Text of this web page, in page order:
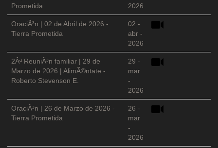
Prometida
2026
OraciÃ³n | 02 de Abril de 2026 -
Tierra Prometida
02 -
abr -
2026
2Âª ReuniÃ³n familiar | 29 de
Marzo de 2026 | AlimÃ©ntate -
Roberto Stevenson E.
29 -
mar
-
2026
OraciÃ³n | 26 de Marzo de 2026 -
Tierra Prometida
26 -
mar
-
2026